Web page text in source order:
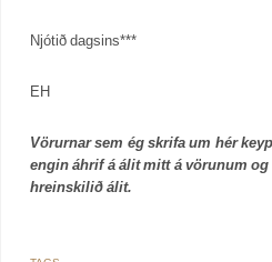
Njótið dagsins***
EH
Vörurnar sem ég skrifa um hér
engin áhrif á álit mitt á vörunum
hreinskilið álit.